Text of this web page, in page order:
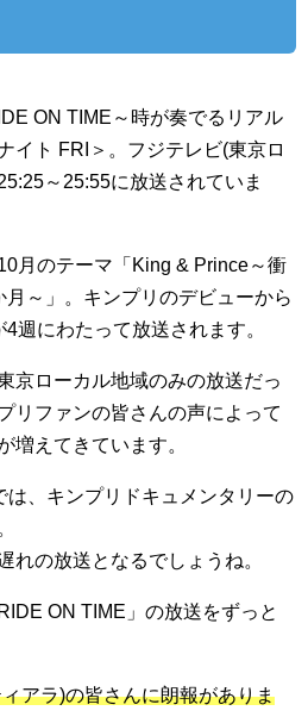
ON TIME～時が奏でるリアル
イト FRI＞。フジテレビ(東京ロ
～25:55に放送されていま
月のテーマ「King & Prince～衝
～」。キンプリのデビューから
週にわたって放送されます。
京ローカル地域のみの放送だっ
リファンの皆さんの声によって
増えてきています。
は、キンプリドキュメンタリーの
れの放送となるでしょうね。
ON TIME」の放送をずっと
アラ)の皆さんに朗報がありま